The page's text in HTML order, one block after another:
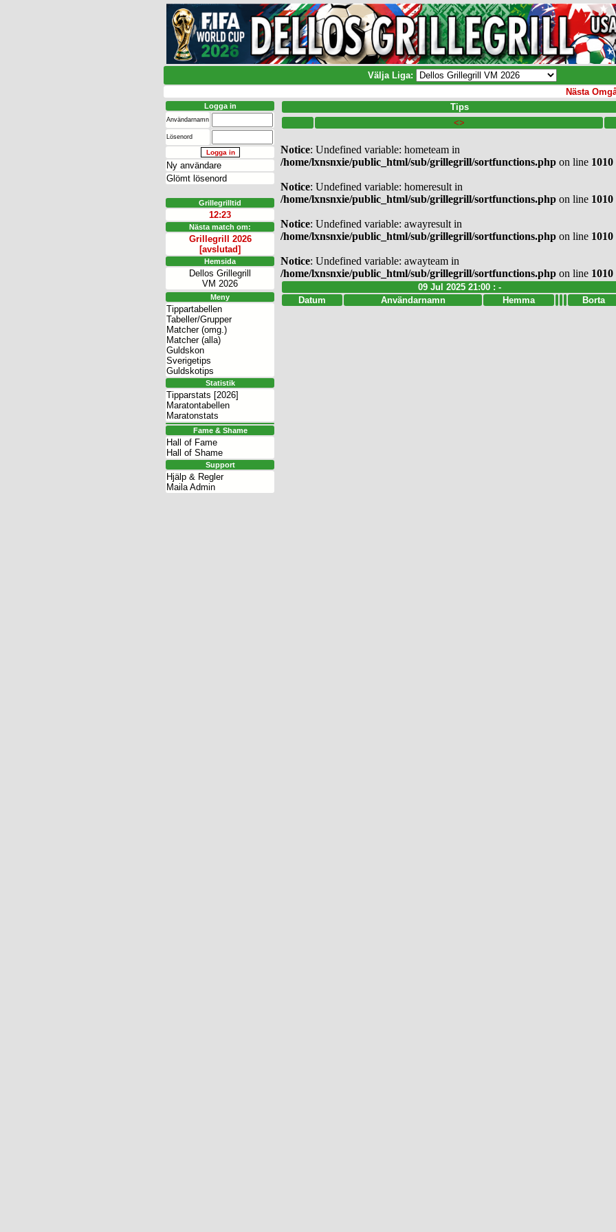
Välja Liga:
Nästa Omgång
Logga in
Användarnamn
Lösenord
Ny användare
Glömt lösenord
Grillegrilltid
12:23
Nästa match om:
Grillegrill 2026
[avslutad]
Hemsida
Dellos Grillegrill
VM 2026
Meny
Tippartabellen
Tabeller/Grupper
Matcher (omg.)
Matcher (alla)
Guldskon
Sverigetips
Guldskotips
Statistik
Tipparstats [2026]
Maratontabellen
Maratonstats
Fame & Shame
Hall of Fame
Hall of Shame
Support
Hjälp & Regler
Maila Admin
Tips
<>
Notice: Undefined variable: hometeam in
/home/lxnsnxie/public_html/sub/grillegrill/sortfunctions.php on line 1010
Notice: Undefined variable: homeresult in
/home/lxnsnxie/public_html/sub/grillegrill/sortfunctions.php on line 1010
Notice: Undefined variable: awayresult in
/home/lxnsnxie/public_html/sub/grillegrill/sortfunctions.php on line 1010
Notice: Undefined variable: awayteam in
/home/lxnsnxie/public_html/sub/grillegrill/sortfunctions.php on line 1010
09 Jul 2025 21:00 : -
Datum
Användarnamn Hemma Borta